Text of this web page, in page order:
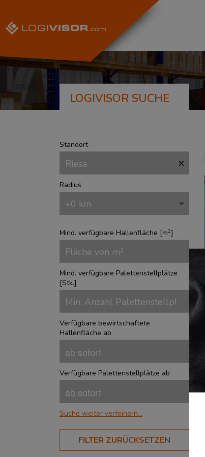
LOGIVISOR SUCHE
Standort
Radius
Mind. verfügbare Hallenfläche [m2]
Mind. verfügbare Palettenstellplätze
[Stk.]
Verfügbare bewirtschaftete
Hallenfläche ab
Verfügbare Palettenstellplätze ab
Suche weiter verfeinern...
BRANCHEN
Aerospace ?
FILTER ZURÜCKSETZEN